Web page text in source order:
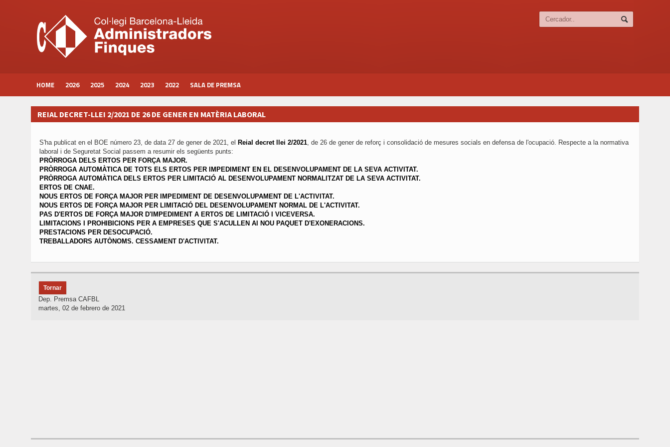
HOME 2026 2025 2024 2023 2022 SALA DE PREMSA
REIAL DECRET-LLEI 2/2021 DE 26 DE GENER EN MATÈRIA LABORAL
S'ha publicat en el BOE número 23, de data 27 de gener de 2021, el Reial decret llei 2/2021, de 26 de gener de reforç i consolidació de mesures socials en defensa de l'ocupació. Respecte a la normativa
laboral i de Seguretat Social passem a resumir els següents punts:
PRÒRROGA DELS ERTOS PER FORÇA MAJOR.
PRÒRROGA AUTOMÀTICA DE TOTS ELS ERTOS PER IMPEDIMENT EN EL DESENVOLUPAMENT DE LA SEVA ACTIVITAT.
PRÒRROGA AUTOMÀTICA DELS ERTOS PER LIMITACIÓ AL DESENVOLUPAMENT NORMALITZAT DE LA SEVA ACTIVITAT.
ERTOS DE CNAE.
NOUS ERTOS DE FORÇA MAJOR PER IMPEDIMENT DE DESENVOLUPAMENT DE L'ACTIVITAT.
NOUS ERTOS DE FORÇA MAJOR PER LIMITACIÓ DEL DESENVOLUPAMENT NORMAL DE L'ACTIVITAT.
PAS D'ERTOS DE FORÇA MAJOR D'IMPEDIMENT A ERTOS DE LIMITACIÓ I VICEVERSA.
LIMITACIONS I PROHIBICIONS PER A EMPRESES QUE S'ACULLEN Al NOU PAQUET D'EXONERACIONS.
PRESTACIONS PER DESOCUPACIÓ.
TREBALLADORS AUTÒNOMS. CESSAMENT D'ACTIVITAT.
Tornar
Dep. Premsa CAFBL
martes, 02 de febrero de 2021